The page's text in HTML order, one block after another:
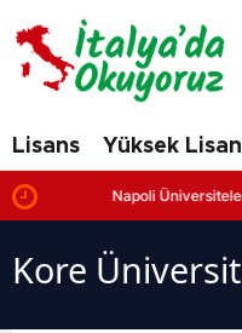
Lisans Yüksek
Napoli Üniversiteleri:
Kore